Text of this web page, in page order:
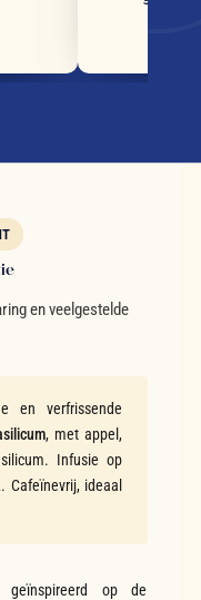
en veelgestelde
en verfrissende
, met appel,
Infusie op
Cafeïnevrij, ideaal
op de